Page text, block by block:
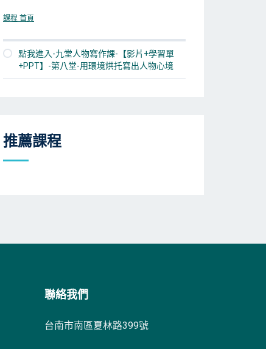
課程 首頁
點我進入-九堂人物寫作課-【影片+學習單
+PPT】-第八堂-用環境烘托寫出人物心境
推薦課程
聯絡我們
台南市南區夏林路399號